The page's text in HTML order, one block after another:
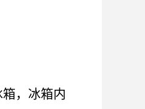
，冰箱内